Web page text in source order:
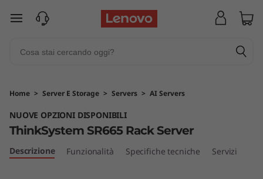
T
n
k
y
passa a contenuto principale
Home > Server E Storage > Servers > AI Servers
NUOVE OPZIONI DISPONIBILI
ThinkSystem SR665 Rack Server
Descrizione Funzionalità Specifiche tecniche Servizi